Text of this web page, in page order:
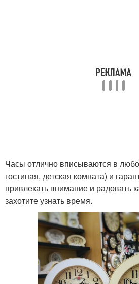
Часы отлично вписываются в
гостиная, детская комната) и
привлекать внимание и радовать
захотите узнать время.